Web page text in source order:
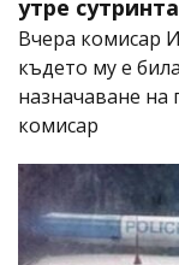
утре сутринта
Вчера комисар
където му е
назначаване на
комисар